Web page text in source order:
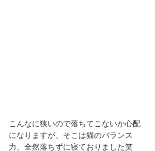
こんなに狭いので落ちてこないか心配
になりますが、そこは猫のバランス
力、全然落ちずに寝ておりました笑